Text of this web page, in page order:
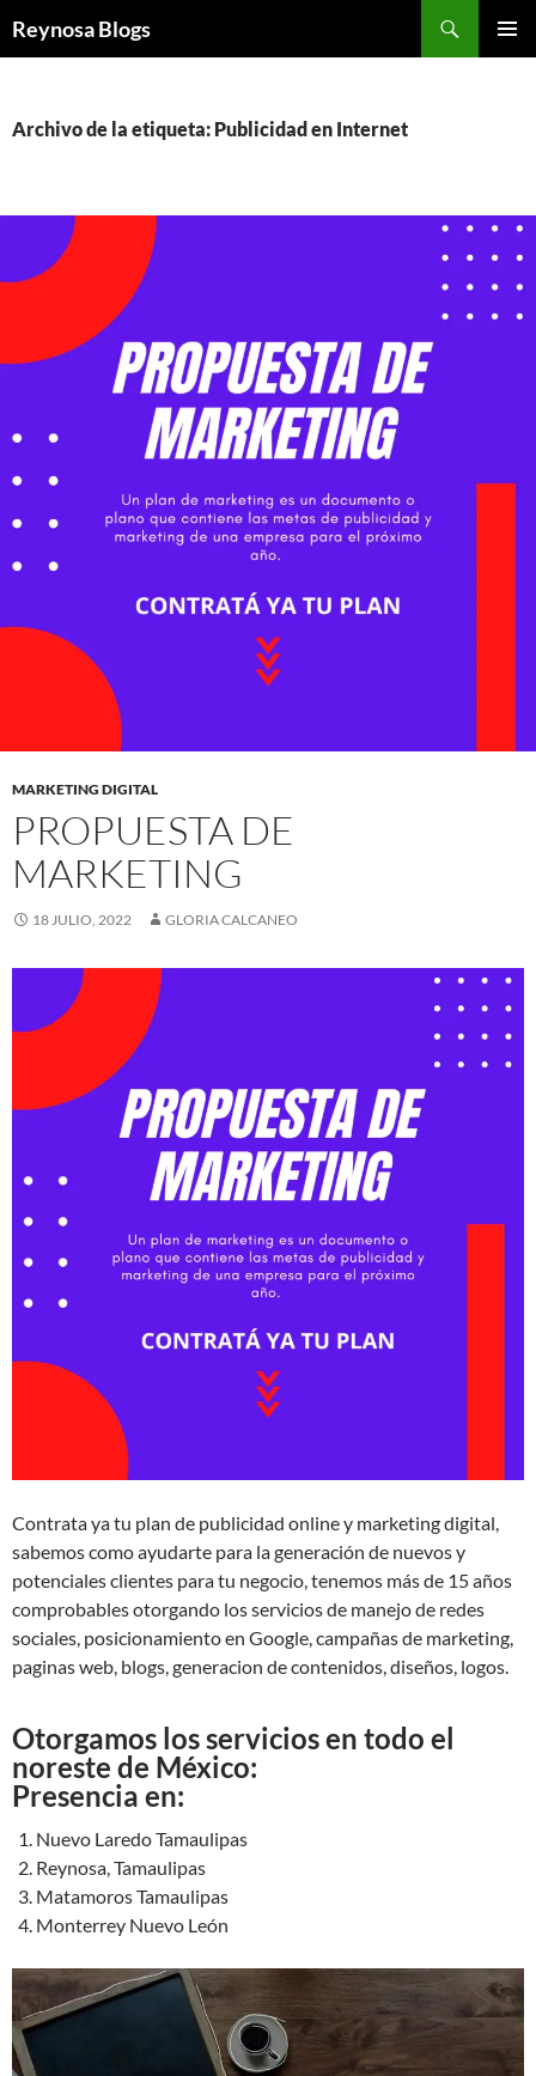
Reynosa Blogs
Archivo de la etiqueta: Publicidad en Internet
MARKETING DIGITAL
PROPUESTA DE
MARKETING
18 JULIO, 2022 GLORIA CALCANEO
Contrata ya tu plan de publicidad online y marketing digital,
sabemos como ayudarte para la generación de nuevos y
potenciales clientes para tu negocio, tenemos más de 15 años
comprobables otorgando los servicios de manejo de redes
sociales, posicionamiento en Google, campañas de marketing,
paginas web, blogs, generacion de contenidos, diseños, logos.
Otorgamos los servicios en todo el
noreste de México:
Presencia en:
Nuevo Laredo Tamaulipas
Reynosa, Tamaulipas
Matamoros Tamaulipas
Monterrey Nuevo León